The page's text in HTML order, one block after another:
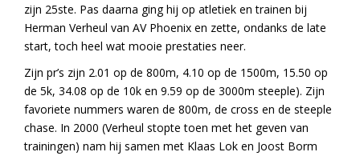
zijn 25ste. Pas daarna ging hij op atletiek en trainen bij
Herman Verheul van AV Phoenix en zette, ondanks de late
start, toch heel wat mooie prestaties neer.
Zijn pr’s zijn 2.01 op de 800m, 4.10 op de 1500m, 15.50 op
de 5k, 34.08 op de 10k en 9.59 op de 3000m steeple). Zijn
favoriete nummers waren de 800m, de cross en de steeple
chase. In 2000 (Verheul stopte toen met het geven van
trainingen) nam hij samen met Klaas Lok en Joost Borm